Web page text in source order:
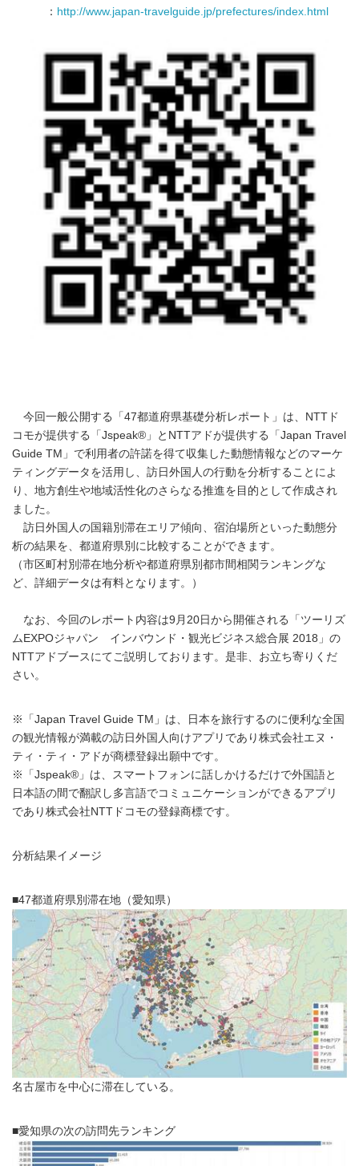
： http://www.japan-travelguide.jp/prefectures/index.html
今回一般公開する「47都道府県基礎分析レポート」は、NTTド
コモが提供する「Jspeak®」とNTTアドが提供する「Japan Travel
Guide TM」で利用者の許諾を得て収集した動態情報などのマーケ
ティングデータを活用し、訪日外国人の行動を分析することによ
り、地方創生や地域活性化のさらなる推進を目的として作成され
ました。
訪日外国人の国籍別滞在エリア傾向、宿泊場所といった動態分
析の結果を、都道府県別に比較することができます。
（市区町村別滞在地分析や都道府県別都市間相関ランキングな
ど、詳細データは有料となります。）
なお、今回のレポート内容は9月20日から開催される「ツーリズ
ムEXPOジャパン インバウンド・観光ビジネス総合展 2018」の
NTTアドブースにてご説明しております。是非、お立ち寄りくだ
さい。
※「Japan Travel Guide TM」は、日本を旅行するのに便利な全国
の観光情報が満載の訪日外国人向けアプリであり株式会社エヌ・
ティ・ティ・アドが商標登録出願中です。
※「Jspeak®」は、スマートフォンに話しかけるだけで外国語と
日本語の間で翻訳し多言語でコミュニケーションができるアプリ
であり株式会社NTTドコモの登録商標です。
分析結果イメージ
■47都道府県別滞在地（愛知県）
名古屋市を中心に滞在している。
■愛知県の次の訪問先ランキング